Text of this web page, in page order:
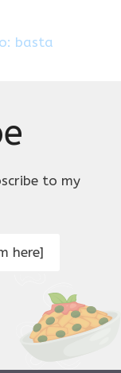
basta
to my
here]